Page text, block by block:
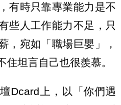
有時只靠專業能力是不
些人工作能力不足，只
，宛如「職場巨嬰」，
坦言自己也很羨慕。
Dcard上，以「你們遇